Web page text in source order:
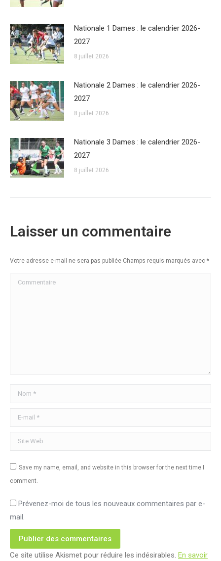
Nationale 1 Dames : le calendrier 2026-
2027
8 juillet 2026
Nationale 2 Dames : le calendrier 2026-
2027
8 juillet 2026
Nationale 3 Dames : le calendrier 2026-
2027
8 juillet 2026
Laisser un commentaire
Votre adresse e-mail ne sera pas publiée Champs requis marqués avec *
Commentaire
Nom *
E-mail *
Site Web
Save my name, email, and website in this browser for the next time I
comment.
Prévenez-moi de tous les nouveaux commentaires par e-
mail.
Publier des commentaires
Ce site utilise Akismet pour réduire les indésirables. En savoir